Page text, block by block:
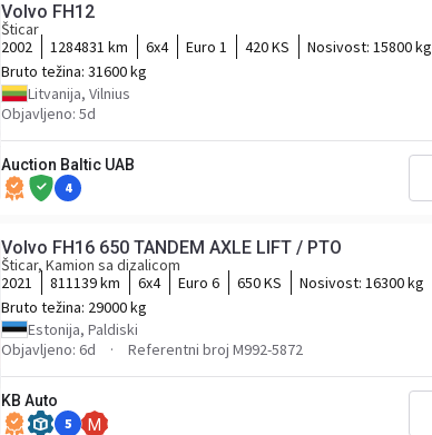
Volvo FH12
Šticar
2002
1284831 km 6x4 Euro 1 420 KS Nosivost: 15800 kg
Bruto težina: 31600 kg
Litvanija, Vilnius
Objavljeno: 5d
Auction Baltic UAB
4
Volvo FH16 650 TANDEM AXLE LIFT / PTO
Šticar, Kamion sa dizalicom
2021
811139 km 6x4 Euro 6 650 KS Nosivost: 16300 kg
Bruto težina: 29000 kg
Estonija, Paldiski
Objavljeno: 6d
Referentni broj M992-5872
KB Auto
5 M